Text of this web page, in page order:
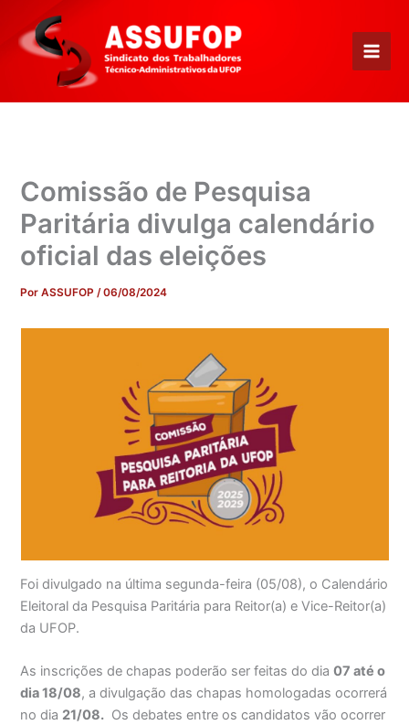
para
conteúdo
Comissão de Pesquisa
Paritária divulga calendário
oficial das eleições
PorASSUFOP/06/08/2024
Foi divulgado na última segunda-feira (05/08), o Calendário
Eleitoral da Pesquisa Paritária para Reitor(a) e Vice-Reitor(a)
da UFOP.
As inscrições de chapas poderão ser feitas do dia07 até o
dia 18/08, a divulgação das chapas homologadas ocorrerá
no dia 21/08. Os debates entre os candidatos vão ocorrer